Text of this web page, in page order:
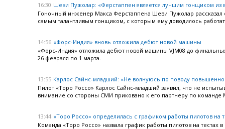
16:30 Шеви Пужолар: «Ферстаппен является лучшим гонщиком из
Гоночный инженер Макса Ферстаппена Шеви Пужолар рассказал
самым талантливым гонщиком, с которым ему доводилось
14:56 «Форс-Индия» вновь отложила дебют новой машины
«Форс-Индия» отложила дебют новой машины VJM08 до
26 февраля по 1 марта.
13:55 Карлос Сайнс-младший: «Не волнуюсь по поводу
Пилот «Торо Россо» Карлос Сайнс-младший заявил, что не
внимание со стороны СМИ приковано к его партнеру по команде
13:44 «Торо Россо» определилась с графиком работы пилотов на
Команда «Торо Россо» назвала график работы пилотов на тестах